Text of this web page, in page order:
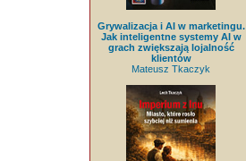
Grywalizacja i AI w marketingu.
Jak inteligentne systemy AI w
grach zwiększają lojalność
klientów
Mateusz Tkaczyk